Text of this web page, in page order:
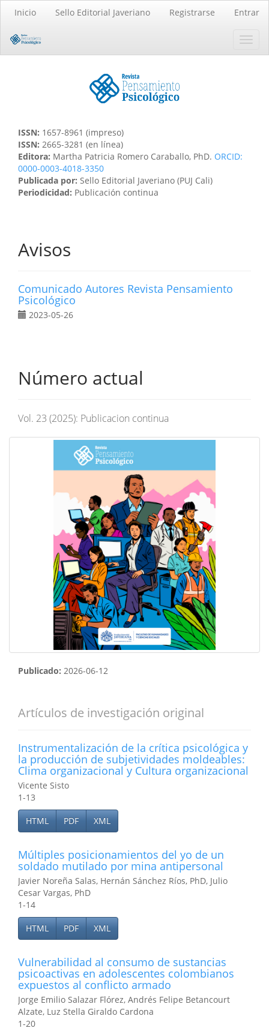
principal
principal
Barra
Inicio Sello Editorial Javeriano Registrarse Entrar
ISSN: 1657-8961 (impreso)
ISSN: 2665-3281 (en línea)
Editora: Martha Patricia Romero Caraballo, PhD. ORCID:
0000-0003-4018-3350
Publicada por: Sello Editorial Javeriano (PUJ Cali)
Periodicidad: Publicación continua
Avisos
Comunicado Autores Revista Pensamiento
Psicológico
2023-05-26
Número actual
Vol. 23 (2025): Publicacion continua
Publicado: 2026-06-12
Artículos de investigación original
Instrumentalización de la crítica psicológica y
la producción de subjetividades moldeables:
Clima organizacional y Cultura organizacional
Vicente Sisto
1-13
HTML PDF XML
Múltiples posicionamientos del yo de un
soldado mutilado por mina antipersonal
Javier Noreña Salas, Hernán Sánchez Ríos, PhD, Julio
Cesar Vargas, PhD
1-14
HTML PDF XML
Vulnerabilidad al consumo de sustancias
psicoactivas en adolescentes colombianos
expuestos al conflicto armado
Jorge Emilio Salazar Flórez, Andrés Felipe Betancourt
Alzate, Luz Stella Giraldo Cardona
1-20